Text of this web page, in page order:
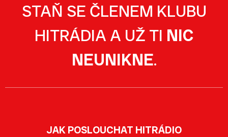
STAŇ SE ČLENEM KLUBU
HITRÁDIA A UŽ TI NIC
NEUNIKNE.
JAK POSLOUCHAT HITRÁDIO